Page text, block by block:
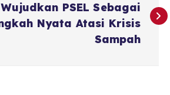
Wujudkan PSEL Sebagai
Nyata Atasi Krisis
Sampah